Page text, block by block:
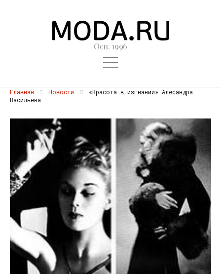
Осн. 1996
Главная Новости
«Красота в изгнании» Алесандра
Васильева